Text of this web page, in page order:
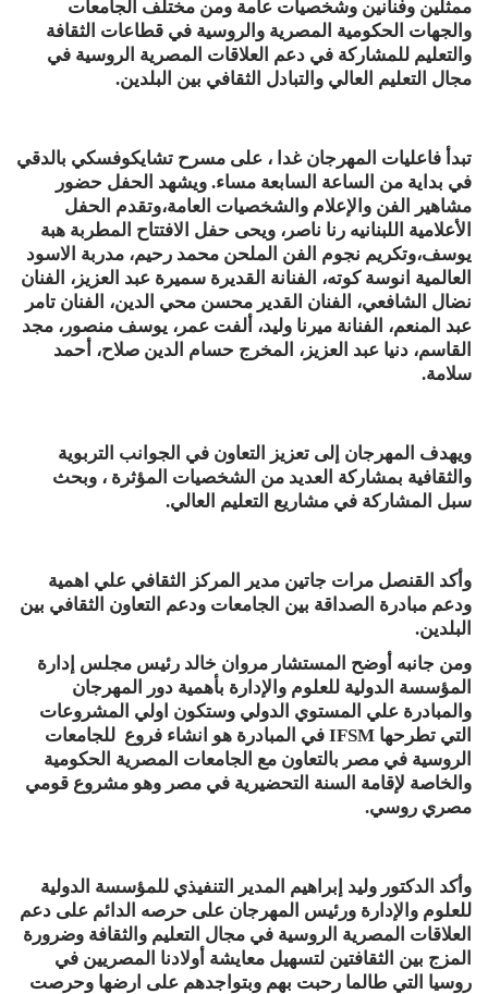
ممثلين وفنانين وشخصيات عامة ومن مختلف الجامعات
والجهات الحكومية المصرية والروسية في قطاعات الثقافة
والتعليم للمشاركة في دعم العلاقات المصرية الروسية في
مجال التعليم العالي والتبادل الثقافي بين البلدين.
تبدأ فاعليات المهرجان غدا ، على مسرح تشايكوفسكي بالدقي
في بداية من الساعة السابعة مساء. ويشهد الحفل حضور
مشاهير الفن والإعلام والشخصيات العامة،وتقدم الحفل
الأعلامية اللبنانيه رنا ناصر، ويحى حفل الافتتاح المطربة هبة
يوسف،وتكريم نجوم الفن الملحن محمد رحيم، مدربة الاسود
العالمية انوسة كوته، الفنانة القديرة سميرة عبد العزيز، الفنان
نضال الشافعي، الفنان القدير محسن محي الدين، الفنان تامر
عبد المنعم، الفنانة ميرنا وليد، ألفت عمر، يوسف منصور، مجد
القاسم، دنيا عبد العزيز، المخرج حسام الدين صلاح، أحمد
سلامة.
ويهدف المهرجان إلى تعزيز التعاون في الجوانب التربوية
والثقافية بمشاركة العديد من الشخصيات المؤثرة ، وبحث
سبل المشاركة في مشاريع التعليم العالي.
وأكد القنصل مرات جاتين مدير المركز الثقافي علي اهمية
ودعم مبادرة الصداقة بين الجامعات ودعم التعاون الثقافي بين
البلدين.
ومن جانبه أوضح المستشار مروان خالد رئيس مجلس إدارة
المؤسسة الدولية للعلوم والإدارة بأهمية دور المهرجان
والمبادرة علي المستوي الدولي وستكون اولي المشروعات
التي تطرحها IFSM في المبادرة هو انشاء فروع للجامعات
الروسية في مصر بالتعاون مع الجامعات المصرية الحكومية
والخاصة لإقامة السنة التحضيرية في مصر وهو مشروع قومي
مصري روسي.
وأكد الدكتور وليد إبراهيم المدير التنفيذي للمؤسسة الدولية
للعلوم والإدارة ورئيس المهرجان على حرصه الدائم على دعم
العلاقات المصرية الروسية في مجال التعليم والثقافة وضرورة
المزج بين الثقافتين لتسهيل معايشة أولادنا المصريين في
روسيا التي طالما رحبت بهم وبتواجدهم على ارضها وحرصت